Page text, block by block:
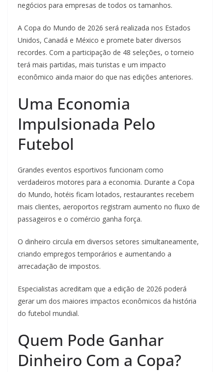
negócios para empresas de todos os tamanhos.
A Copa do Mundo de 2026 será realizada nos Estados
Unidos, Canadá e México e promete bater diversos
recordes. Com a participação de 48 seleções, o torneio
terá mais partidas, mais turistas e um impacto
econômico ainda maior do que nas edições anteriores.
Uma Economia
Impulsionada Pelo
Futebol
Grandes eventos esportivos funcionam como
verdadeiros motores para a economia. Durante a Copa
do Mundo, hotéis ficam lotados, restaurantes recebem
mais clientes, aeroportos registram aumento no fluxo de
passageiros e o comércio ganha força.
O dinheiro circula em diversos setores simultaneamente,
criando empregos temporários e aumentando a
arrecadação de impostos.
Especialistas acreditam que a edição de 2026 poderá
gerar um dos maiores impactos econômicos da história
do futebol mundial.
Quem Pode Ganhar
Dinheiro Com a Copa?